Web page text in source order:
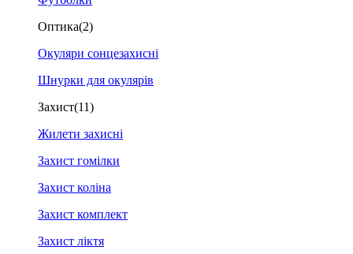
Оптика(2)
Окуляри сонцезахисні
Шнурки для окулярів
Захист(11)
Жилети захисні
Захист гомілки
Захист коліна
Захист комплект
Захист ліктя